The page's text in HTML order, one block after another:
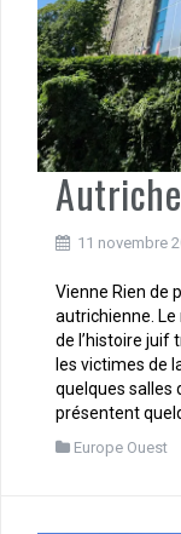
11 novembre
Vienne Rien de
autrichienne.
de l’histoire juif
les victimes de
quelques salles
présentent
Europe Ouest